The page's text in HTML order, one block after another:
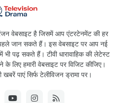
वेबसाइट है जिसमें आप एंटरटेनमेंट की हर
जान सकते हैं। इस वेबसाइट पर आप नई
भी पढ़ सकते हैं। टीवी धारावाहिक की लेटेस्ट
लिए हमारी वेबसाइट पर विजिट कीजिए।
पाएं सिर्फ टेलीविजन ड्रामा पर।